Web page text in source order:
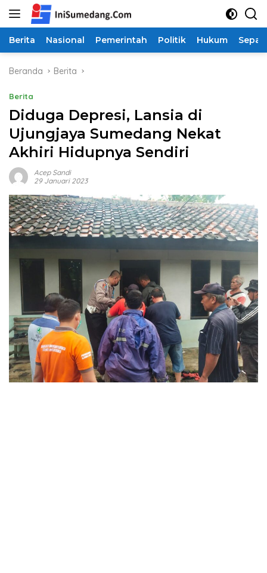
Langsung
Berita Nasional Pemerintah Politik Hukum
Beranda Berita
Berita
Diduga Depresi, Lansia di
Ujungjaya Sumedang Nekat
Akhiri Hidupnya Sendiri
Acep Sandi
29 Januari 2023